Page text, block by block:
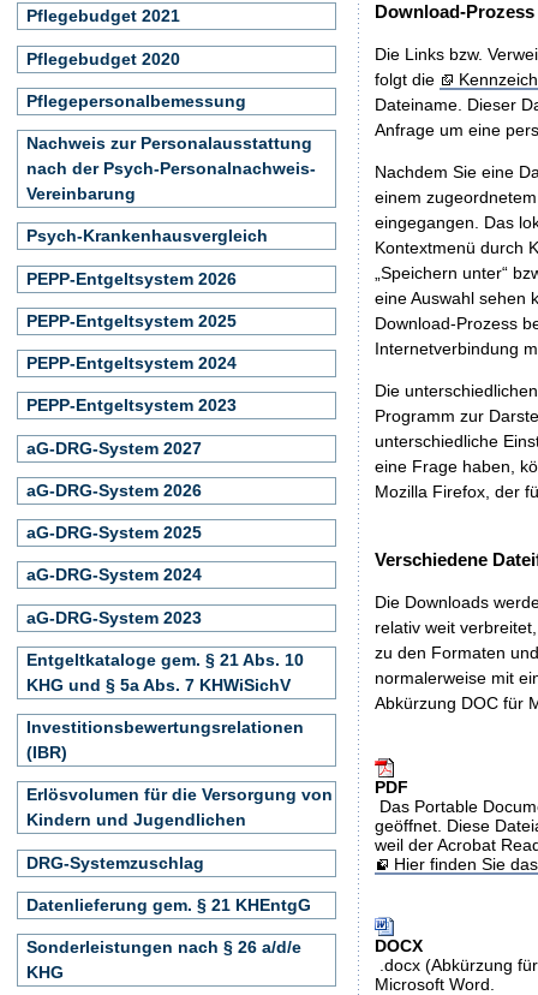
Download-Prozess
Die Links bzw.
folgt die
Dateiname. Dieser
Anfrage um eine
Nachdem Sie eine
einem
eingegangen. Das
Kontextmenü durch
„Speichern unter“
eine Auswahl sehen
Download-Prozess
Internetverbindung
Die
Programm zur
unterschiedliche
eine Frage haben,
Mozilla Firefox, der
Verschiedene
Die Downloads
relativ weit
zu den Formaten
normalerweise mit
Abkürzung DOC für
PDF
Das Portable
geöffnet. Diese
weil der Acrobat
Hier finden Sie
DOCX
.docx (Abkürzung
Microsoft Word.
Pflegebudget 2021
Pflegebudget 2020
Pflegepersonalbemessung
Nachweis zur Personalausstattung
nach der Psych-Personalnachweis-
Vereinbarung
Psych-Krankenhausvergleich
PEPP-Entgeltsystem 2026
PEPP-Entgeltsystem 2025
PEPP-Entgeltsystem 2024
PEPP-Entgeltsystem 2023
aG-DRG-System 2027
aG-DRG-System 2026
aG-DRG-System 2025
aG-DRG-System 2024
aG-DRG-System 2023
Entgeltkataloge gem. § 21 Abs. 10
KHG und § 5a Abs. 7 KHWiSichV
Investitionsbewertungsrelationen
(IBR)
Erlösvolumen für die Versorgung von
Kindern und Jugendlichen
DRG-Systemzuschlag
Datenlieferung gem. § 21 KHEntgG
Sonderleistungen nach § 26 a/d/e
KHG